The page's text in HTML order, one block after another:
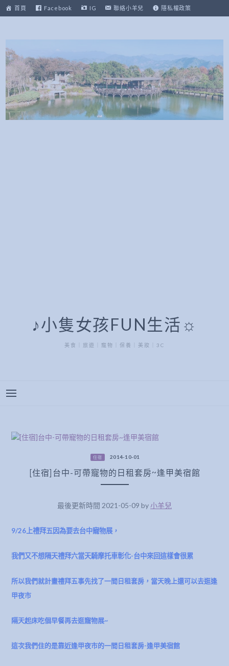
至
內
首頁 Facebook IG 聯絡小羊兒 隱私權政策
♪小隻女孩FUN生活☼
美食｜旅遊｜寵物｜保養｜美妝｜3C
住宿 2014-10-01
[住宿]台中-可帶寵物的日租套房~逢甲美宿館
最後更新時間 2021-05-09 by 小羊兒
9/26上禮拜五因為要去台中寵物展，
我們又不想隔天禮拜六當天騎摩托車彰化-台中來回這樣會很累
所以我們就計畫禮拜五事先找了一間日租套房，當天晚上還可以去逛逢
甲夜市
隔天起床吃個早餐再去逛寵物展~
這次我們住的是靠近逢甲夜市的一間日租套房-逢甲美宿館